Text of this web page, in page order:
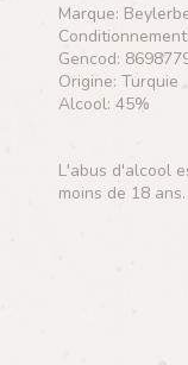
Marque:
Gencod:
Origine: Turquie
Alcool: 45%
L'abus d'alcool
moins de 18 ans.